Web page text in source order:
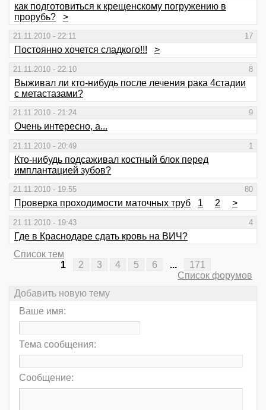
как подготовиться к крещенскому погружению в
прорубь?
>
21.11.2010 - 22:11 17
Постоянно хочется сладкого!!! >
21.11.2010 - 22:10 8
Выживал ли кто-нибудь после лечения рака 4стадии
с метастазами?
21.11.2010 - 21:24 9
Очень интересно, а...
21.11.2010 - 20:49 1
Кто-нибудь подсаживал костный блок перед
имплантацией зубов?
21.11.2010 - 19:55 80
Проверка проходимости маточных труб 1 2 >
21.11.2010 - 19:43 4
Где в Краснодаре сдать кровь на ВИЧ?
Список тем
1
2 3 4 5 6 ...
171
Список форумов
Добавить новую тему
Ваше имя:
Тема сообщения:
Сообщение: